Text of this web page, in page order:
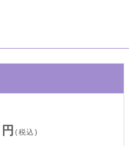
円(税込)